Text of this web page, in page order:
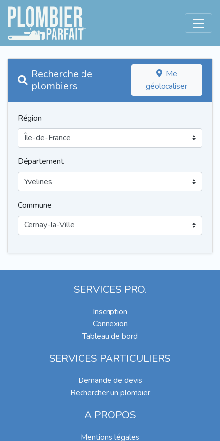
Recherche de
plombiers
Me
géolocaliser
Région
Département
Commune
SERVICES PRO.
Inscription
Connexion
Tableau de bord
SERVICES PARTICULIERS
Demande de devis
Rechercher un plombier
A PROPOS
Mentions légales